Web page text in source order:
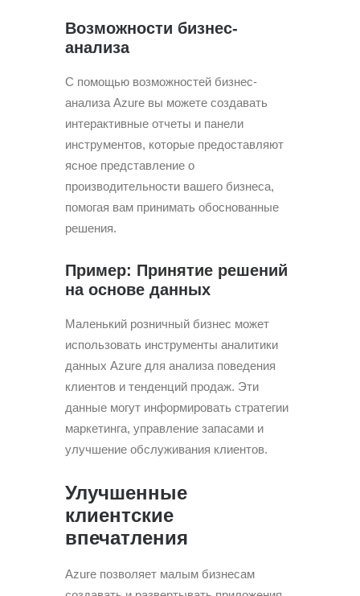
Возможности бизнес-
анализа
С помощью возможностей бизнес-
анализа Azure вы можете создавать
интерактивные отчеты и панели
инструментов, которые предоставляют
ясное представление о
производительности вашего бизнеса,
помогая вам принимать обоснованные
решения.
Пример: Принятие решений
на основе данных
Маленький розничный бизнес может
использовать инструменты аналитики
данных Azure для анализа поведения
клиентов и тенденций продаж. Эти
данные могут информировать стратегии
маркетинга, управление запасами и
улучшение обслуживания клиентов.
Улучшенные
клиентские
впечатления
Azure позволяет малым бизнесам